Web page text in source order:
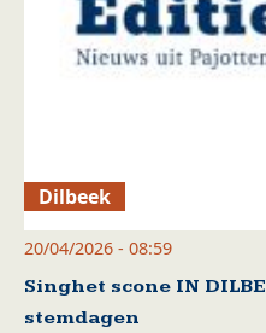
Dilbeek
20/04/2026 - 08:59
Singhet scone IN
stemdagen